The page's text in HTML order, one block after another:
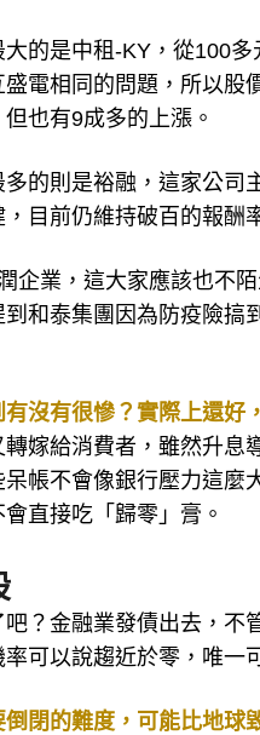
的是中租-KY，從100
電相同的問題，所以股
也有9成多的上漲。
的則是裕融，這家公司
目前仍維持破百的報酬
企業，這大家應該也不
和泰集團因為防疫險搞
沒有很慘？實際上還好
嫁給消費者，雖然升息
呆帳不會像銀行壓力這麼
直接吃「歸零」膏。
？金融業發債出去，不
可以說趨近於零，唯一
閉的難度，可能比地球